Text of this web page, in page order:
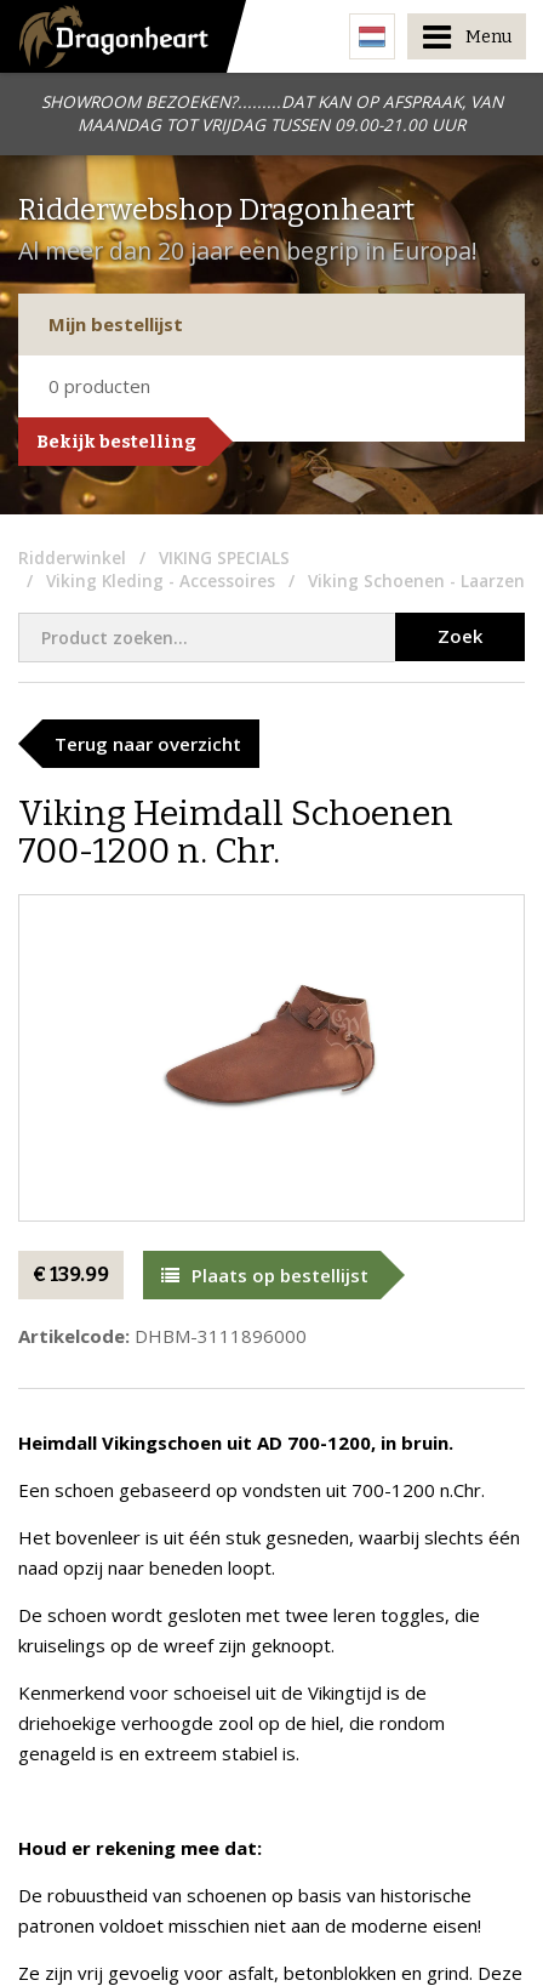
SHOWROOM BEZOEKEN?.........DAT KAN OP AFSPRAAK, VAN
MAANDAG TOT VRIJDAG TUSSEN 09.00-21.00 UUR
Menu
Ridderwebshop Dragonheart
Al meer dan 20 jaar een begrip in Europa!
Mijn bestellijst
0 producten
Bekijk bestelling
Ridderwinkel
VIKING SPECIALS
Viking Kleding - Accessoires
Viking Schoenen - Laarzen
Zoek
Terug naar overzicht
Viking Heimdall Schoenen
700-1200 n. Chr.
€ 139.99 Plaats op bestellijst
Artikelcode: DHBM-3111896000
Heimdall Vikingschoen uit AD 700-1200, in bruin.
Een schoen gebaseerd op vondsten uit 700-1200 n.Chr.
Het bovenleer is uit één stuk gesneden, waarbij slechts één
naad opzij naar beneden loopt.
De schoen wordt gesloten met twee leren toggles, die
kruiselings op de wreef zijn geknoopt.
Kenmerkend voor schoeisel uit de Vikingtijd is de
driehoekige verhoogde zool op de hiel, die rondom
genageld is en extreem stabiel is.
Houd er rekening mee dat:
De robuustheid van schoenen op basis van historische
patronen voldoet misschien niet aan de moderne eisen!
Ze zijn vrij gevoelig voor asfalt, betonblokken en grind. Deze